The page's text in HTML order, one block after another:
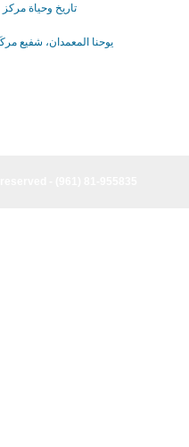
تاريخ وحياة مركز
يوحنا المعمدان، شفيع